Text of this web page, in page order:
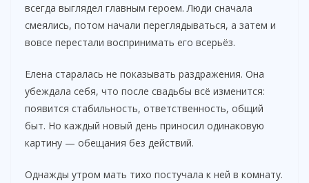
всегда выглядел главным героем. Люди сначала
смеялись, потом начали переглядываться, а затем и
вовсе перестали воспринимать его всерьёз.
Елена старалась не показывать раздражения. Она
убеждала себя, что после свадьбы всё изменится:
появится стабильность, ответственность, общий
быт. Но каждый новый день приносил одинаковую
картину — обещания без действий.
Однажды утром мать тихо постучала к ней в комнату.